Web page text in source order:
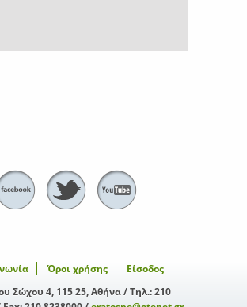
Όροι χρήσης
Είσοδος
Σώχου 4, 115 25, Αθήνα / Τηλ.: 210